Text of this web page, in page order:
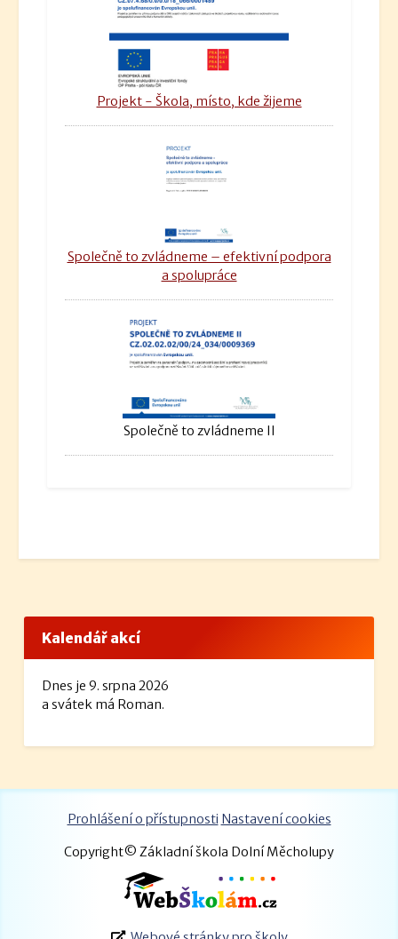
Projekt - Škola, místo, kde žijeme
Společně to zvládneme – efektivní podpora
a spolupráce
Společně to zvládneme II
Kalendář akcí
Dnes je 9. srpna 2026
a svátek má Roman.
Prohlášení o přístupnosti Nastavení cookies
Copyright© Základní škola Dolní Měcholupy